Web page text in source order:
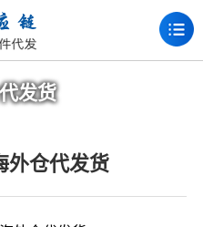
发货
外仓代发货